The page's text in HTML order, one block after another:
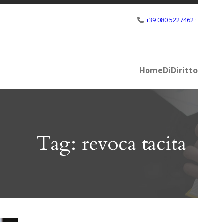
+39 080 5227462 ·
HomeDiDiritto
Tag: revoca tacita